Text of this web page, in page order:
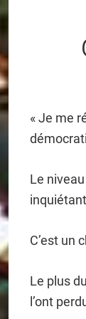
« Je me
Le
C’est un
Le plus
l’ont